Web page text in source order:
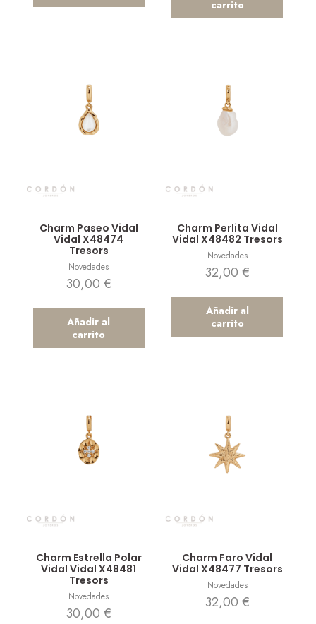
carrito
Charm Paseo Vidal
Vidal X48474
Tresors
Novedades
30,00 €
Añadir al
carrito
Charm Perlita Vidal
Vidal X48482 Tresors
Novedades
32,00 €
Añadir al
carrito
Charm Estrella Polar
Vidal Vidal X48481
Tresors
Novedades
30,00 €
Charm Faro Vidal
Vidal X48477 Tresors
Novedades
32,00 €